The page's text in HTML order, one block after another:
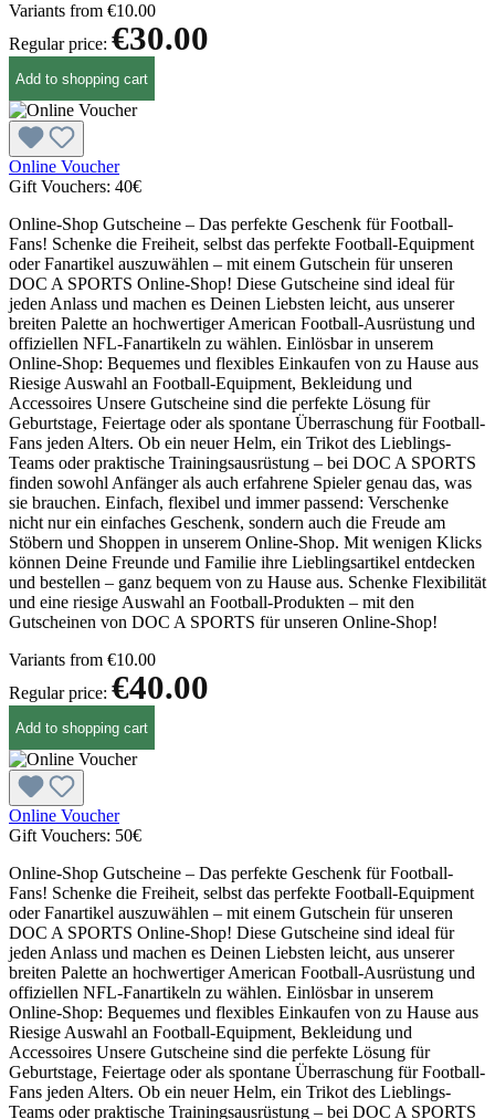
Variants from €10.00
Regular price: €30.00
Add to shopping cart
Online Voucher
Gift Vouchers: 40€
Online-Shop Gutscheine – Das perfekte Geschenk für Football-
Fans! Schenke die Freiheit, selbst das perfekte Football-Equipment
oder Fanartikel auszuwählen – mit einem Gutschein für unseren
DOC A SPORTS Online-Shop! Diese Gutscheine sind ideal für
jeden Anlass und machen es Deinen Liebsten leicht, aus unserer
breiten Palette an hochwertiger American Football-Ausrüstung und
offiziellen NFL-Fanartikeln zu wählen. Einlösbar in unserem
Online-Shop: Bequemes und flexibles Einkaufen von zu Hause aus
Riesige Auswahl an Football-Equipment, Bekleidung und
Accessoires Unsere Gutscheine sind die perfekte Lösung für
Geburtstage, Feiertage oder als spontane Überraschung für Football-
Fans jeden Alters. Ob ein neuer Helm, ein Trikot des Lieblings-
Teams oder praktische Trainingsausrüstung – bei DOC A SPORTS
finden sowohl Anfänger als auch erfahrene Spieler genau das, was
sie brauchen. Einfach, flexibel und immer passend: Verschenke
nicht nur ein einfaches Geschenk, sondern auch die Freude am
Stöbern und Shoppen in unserem Online-Shop. Mit wenigen Klicks
können Deine Freunde und Familie ihre Lieblingsartikel entdecken
und bestellen – ganz bequem von zu Hause aus. Schenke Flexibilität
und eine riesige Auswahl an Football-Produkten – mit den
Gutscheinen von DOC A SPORTS für unseren Online-Shop!
Variants from €10.00
Regular price: €40.00
Add to shopping cart
Online Voucher
Gift Vouchers: 50€
Online-Shop Gutscheine – Das perfekte Geschenk für Football-
Fans! Schenke die Freiheit, selbst das perfekte Football-Equipment
oder Fanartikel auszuwählen – mit einem Gutschein für unseren
DOC A SPORTS Online-Shop! Diese Gutscheine sind ideal für
jeden Anlass und machen es Deinen Liebsten leicht, aus unserer
breiten Palette an hochwertiger American Football-Ausrüstung und
offiziellen NFL-Fanartikeln zu wählen. Einlösbar in unserem
Online-Shop: Bequemes und flexibles Einkaufen von zu Hause aus
Riesige Auswahl an Football-Equipment, Bekleidung und
Accessoires Unsere Gutscheine sind die perfekte Lösung für
Geburtstage, Feiertage oder als spontane Überraschung für Football-
Fans jeden Alters. Ob ein neuer Helm, ein Trikot des Lieblings-
Teams oder praktische Trainingsausrüstung – bei DOC A SPORTS